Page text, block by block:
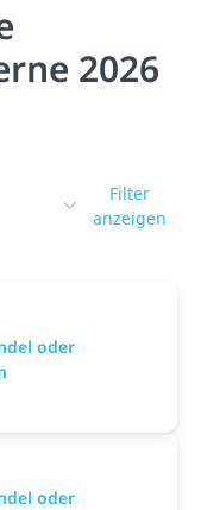
2026
Filter
anzeigen
oder
oder